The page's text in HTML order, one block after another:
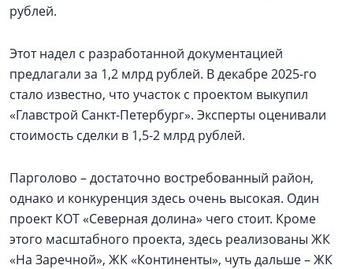
рублей.
Этот надел с разработанной документацией
предлагали за 1,2 млрд рублей. В декабре 2025-го
стало известно, что участок с проектом выкупил
«Главстрой Санкт-Петербург». Эксперты оценивали
стоимость сделки в 1,5-2 млрд рублей.
Парголово – достаточно востребованный район,
однако и конкуренция здесь очень высокая. Один
проект КОТ «Северная долина» чего стоит. Кроме
этого масштабного проекта, здесь реализованы ЖК
«На Заречной», ЖК «Континенты», чуть дальше – ЖК